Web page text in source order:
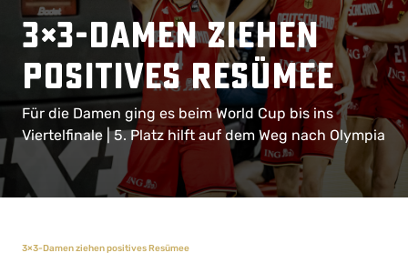
3×3-Damen ziehen
positives Resümee
Für die Damen ging es beim World Cup bis ins
Viertelfinale | 5. Platz hilft auf dem Weg nach Olympia
3×3-Damen ziehen positives Resümee